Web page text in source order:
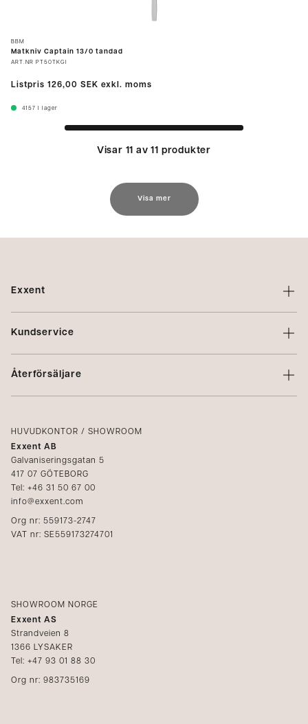
BBM
Matkniv Captain 13/0 tandad
ART.NR PT50TKGI
Listpris 126,00 SEK exkl. moms
4157 I lager
Visar 11 av 11 produkter
Visa mer
Exxent
Om Exxent
Profilering
Integritetspolicy
Kundservice
Kontakta oss
Återförsäljare
Kataloger
Mediabank
Bli återförsäljare
HUVUDKONTOR / SHOWROOM
Exxent AB
Galvaniseringsgatan 5
417 07 GÖTEBORG
Tel: +46 31 50 67 00
info@exxent.com
Org nr: 559173-2747
VAT nr: SE559173274701
SHOWROOM NORGE
Exxent AS
Strandveien 8
1366 LYSAKER
Tel: +47 93 01 88 30
Org nr: 983735169